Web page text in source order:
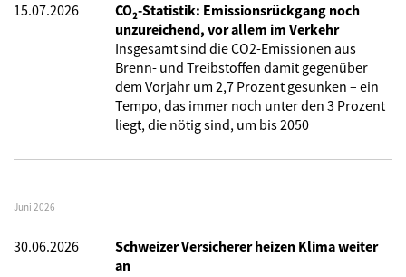
15.07.2026
CO₂-Statistik: Emissionsrückgang noch
unzureichend, vor allem im Verkehr
Insgesamt sind die CO2-Emissionen aus
Brenn- und Treibstoffen damit gegenüber
dem Vorjahr um 2,7 Prozent gesunken – ein
Tempo, das immer noch unter den 3 Prozent
liegt, die nötig sind, um bis 2050
Juni 2026
30.06.2026
Schweizer Versicherer heizen Klima weiter
an